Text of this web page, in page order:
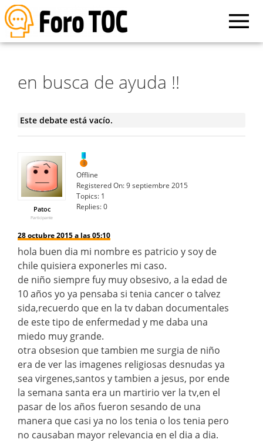
en busca de ayuda !!
Este debate está vacío.
Patoc
Participante
Offline
Registered On:9 septiembre 2015
Topics: 1
Replies:0
28 octubre 2015 a las 05:10
hola buen dia mi nombre es patricio y soy de
chile quisiera exponerles mi caso.
de niño siempre fuy muy obsesivo, a la edad de
10 años yo ya pensaba si tenia cancer o talvez
sida,recuerdo que en la tv daban documentales
de este tipo de enfermedad y me daba una
miedo muy grande.
otra obsesion que tambien me surgia de niño
era de ver las imagenes religiosas desnudas ya
sea virgenes,santos y tambien a jesus, por ende
la semana santa era un martirio ver la tv,en el
pasar de los años fueron sesando de una
manera que casi ya no los tenia o los tenia pero
no causaban mayor relevancia en el dia a dia.